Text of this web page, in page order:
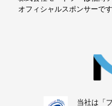
オフィシャルスポンサーです
当社は「